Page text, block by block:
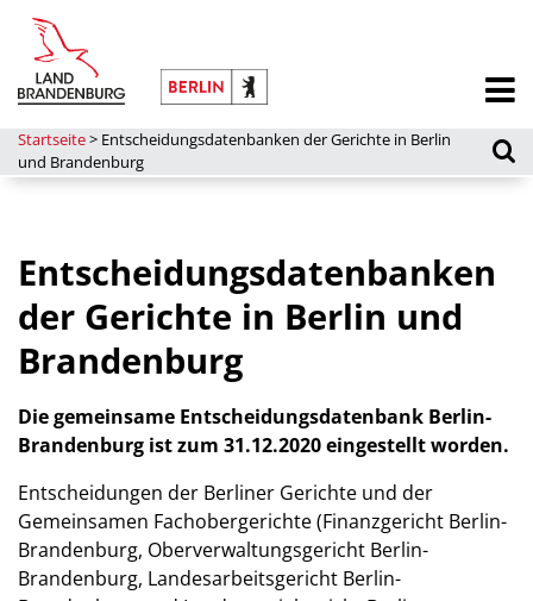
Startseite> Entscheidungsdatenbanken der Gerichte in Berlin
und Brandenburg
Entscheidungsdatenbanken
der Gerichte in Berlin und
Brandenburg
Die gemeinsame Entscheidungsdatenbank Berlin-
Brandenburg ist zum 31.12.2020 eingestellt worden.
Entscheidungen der Berliner Gerichte und der
Gemeinsamen Fachobergerichte (Finanzgericht Berlin-
Brandenburg, Oberverwaltungsgericht Berlin-
Brandenburg, Landesarbeitsgericht Berlin-